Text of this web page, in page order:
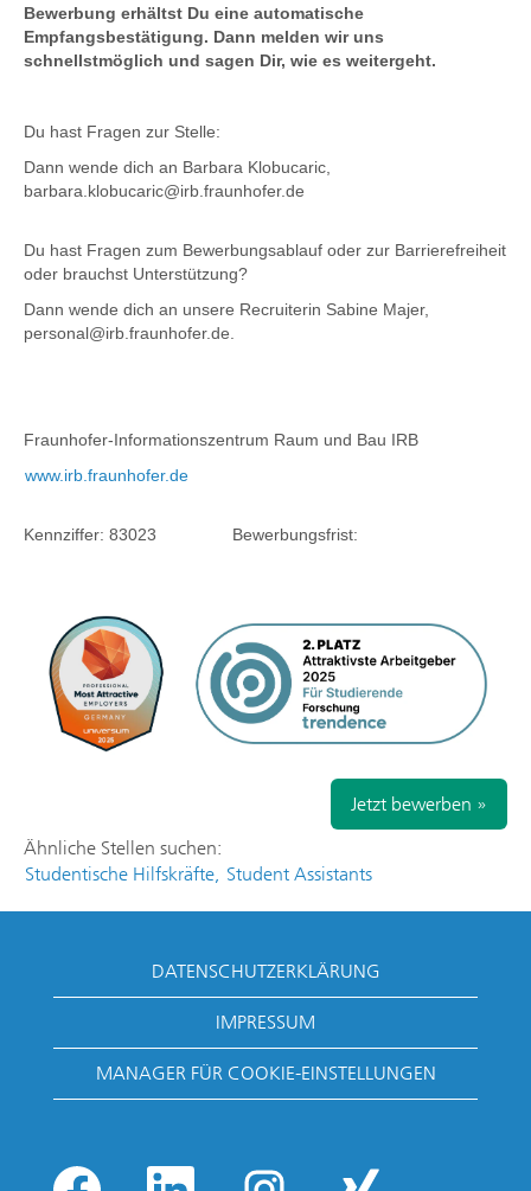
Bewerbung erhältst Du eine automatische
Empfangsbestätigung. Dann melden wir uns
schnellstmöglich und sagen Dir, wie es weitergeht.
Du hast Fragen zur Stelle:
Dann wende dich an Barbara Klobucaric,
barbara.klobucaric@irb.fraunhofer.de
Du hast Fragen zum Bewerbungsablauf oder zur Barrierefreiheit
oder brauchst Unterstützung?
Dann wende dich an unsere Recruiterin Sabine Majer,
personal@irb.fraunhofer.de.
Fraunhofer-Informationszentrum Raum und Bau IRB
www.irb.fraunhofer.de
Kennziffer: 83023 Bewerbungsfrist:
Jetzt bewerben »
Ähnliche Stellen suchen:
Studentische Hilfskräfte, Student Assistants
DATENSCHUTZERKLÄRUNG
IMPRESSUM
MANAGER FÜR COOKIE-EINSTELLUNGEN
W
W
W